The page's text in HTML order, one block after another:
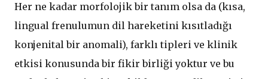
Her ne kadar morfolojik bir tanım olsa da (kısa,
lingual frenulumun dil hareketini kısıtladığı
konjenital bir anomali), farklı tipleri ve klinik
etkisi konusunda bir fikir birliği yoktur ve bu